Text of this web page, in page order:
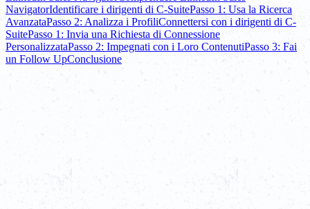
NavigatorIdentificare i dirigenti di C-SuitePasso 1: Usa la Ricerca
AvanzataPasso 2: Analizza i ProfiliConnettersi con i dirigenti di C-
SuitePasso 1: Invia una Richiesta di Connessione
PersonalizzataPasso 2: Impegnati con i Loro ContenutiPasso 3: Fai
un Follow UpConclusione